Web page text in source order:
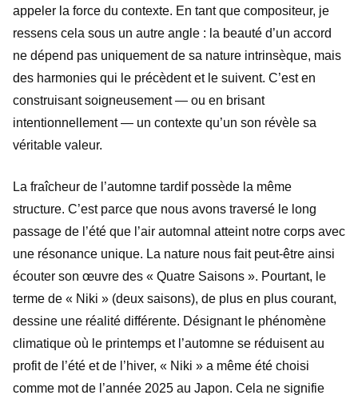
appeler la force du contexte. En tant que compositeur, je
ressens cela sous un autre angle : la beauté d’un accord
ne dépend pas uniquement de sa nature intrinsèque, mais
des harmonies qui le précèdent et le suivent. C’est en
construisant soigneusement — ou en brisant
intentionnellement — un contexte qu’un son révèle sa
véritable valeur.
La fraîcheur de l’automne tardif possède la même
structure. C’est parce que nous avons traversé le long
passage de l’été que l’air automnal atteint notre corps avec
une résonance unique. La nature nous fait peut-être ainsi
écouter son œuvre des « Quatre Saisons ». Pourtant, le
terme de « Niki » (deux saisons), de plus en plus courant,
dessine une réalité différente. Désignant le phénomène
climatique où le printemps et l’automne se réduisent au
profit de l’été et de l’hiver, « Niki » a même été choisi
comme mot de l’année 2025 au Japon. Cela ne signifie